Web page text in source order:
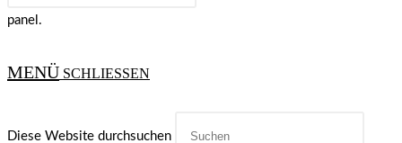
panel.
MENÜ SCHLIESSEN
Diese Website durchsuchen